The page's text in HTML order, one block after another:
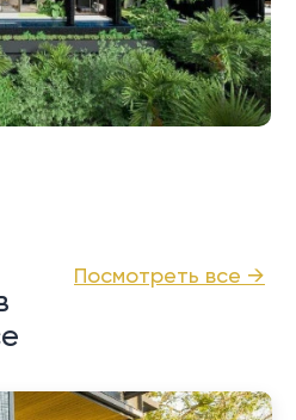
Посмотреть все →